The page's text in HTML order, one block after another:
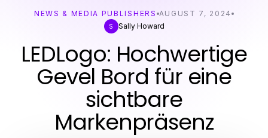
NEWS & MEDIA PUBLISHERS AUGUST 7, 2024
S
Sally Howard
LEDLogo: Hochwertige
Gevel Bord für eine
sichtbare
Markenpräsenz